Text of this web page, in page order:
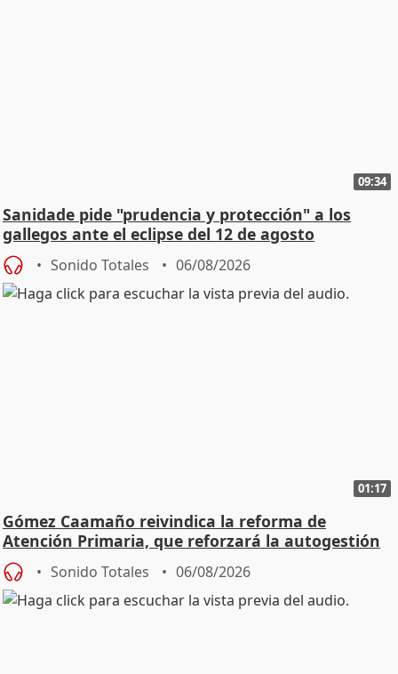
09:34
Sanidade pide "prudencia y protección" a los
gallegos ante el eclipse del 12 de agosto
Sonido Totales 06/08/2026
01:17
Gómez Caamaño reivindica la reforma de
Atención Primaria, que reforzará la autogestión
Sonido Totales 06/08/2026